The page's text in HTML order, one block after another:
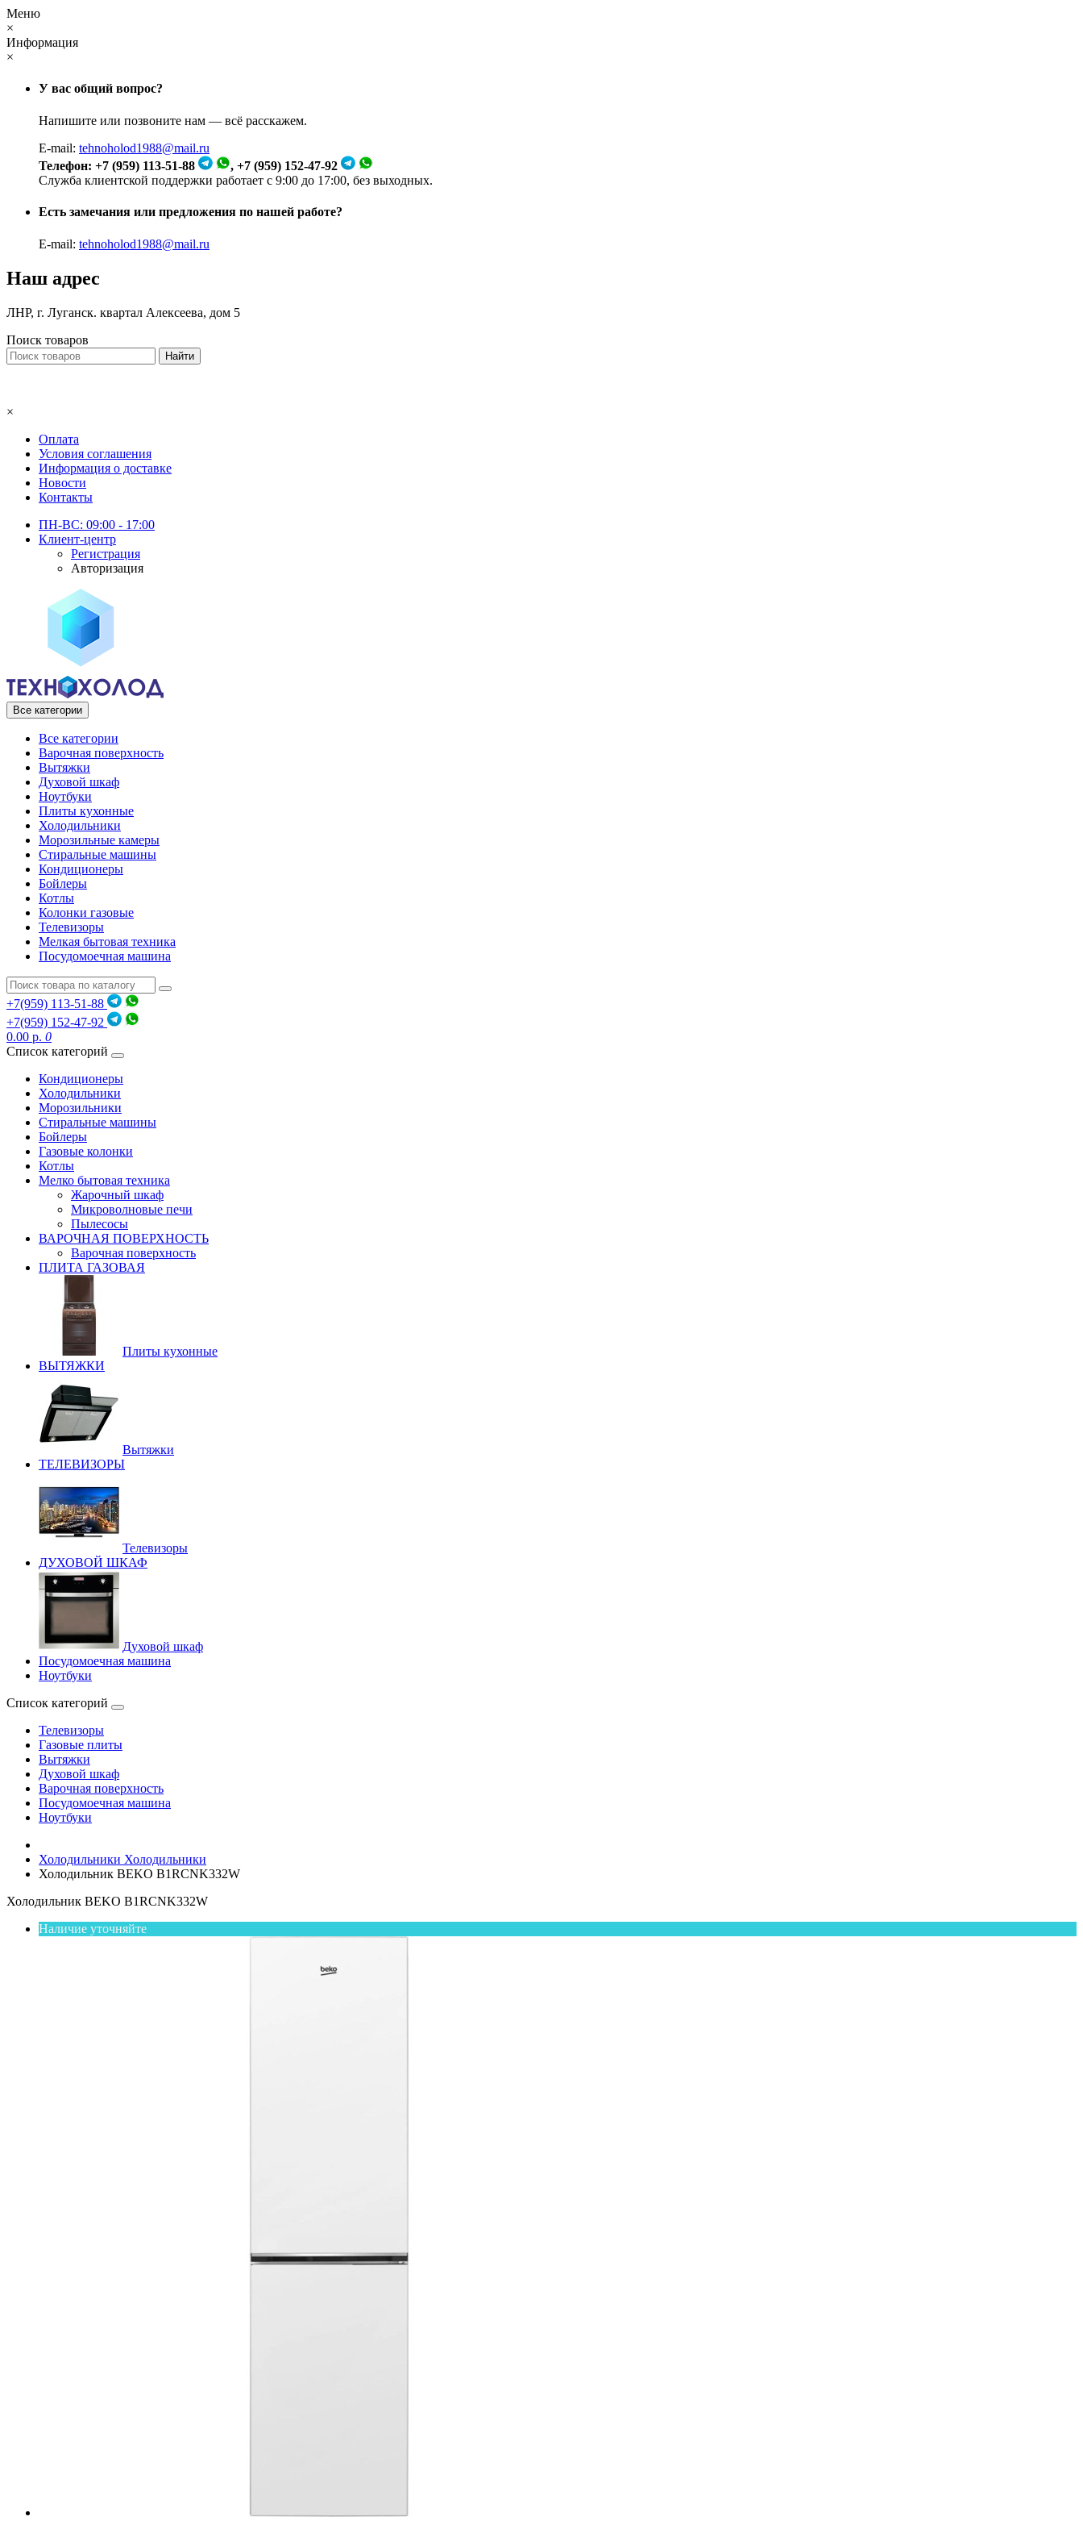
Меню
×
Информация
×
У вас общий вопрос?
Напишите или позвоните нам — всё расскажем.
E-mail: tehnoholod1988@mail.ru
Телефон: +7 (959) 113-51-88
, +7 (959) 152-47-92
Служба клиентской поддержки работает с 9:00 до 17:00, без выходных.
Есть замечания или предложения по нашей работе?
E-mail: tehnoholod1988@mail.ru
Наш адрес
ЛНР, г. Луганск. квартал Алексеева, дом 5
Поиск товаров
×
Оплата
Условия соглашения
Информация о доставке
Новости
Контакты
ПН-ВС: 09:00 - 17:00
Клиент-центр
Регистрация
Авторизация
Все категории
Все категории
Варочная поверхность
Вытяжки
Духовой шкаф
Ноутбуки
Плиты кухонные
Холодильники
Морозильные камеры
Стиральные машины
Кондиционеры
Бойлеры
Котлы
Колонки газовые
Телевизоры
Мелкая бытовая техника
Посудомоечная машина
+7(959) 113-51-88
+7(959) 152-47-92
0.00 р. 0
Список категорий
Кондиционеры
Холодильники
Морозильники
Стиральные машины
Бойлеры
Газовые колонки
Котлы
Мелко бытовая техника
Жарочный шкаф
Микроволновые печи
Пылесосы
ВАРОЧНАЯ ПОВЕРХНОСТЬ
Варочная поверхность
ПЛИТА ГАЗОВАЯ
Плиты кухонные
ВЫТЯЖКИ
Вытяжки
ТЕЛЕВИЗОРЫ
Телевизоры
ДУХОВОЙ ШКАФ
Духовой шкаф
Посудомоечная машина
Ноутбуки
Список категорий
Телевизоры
Газовые плиты
Вытяжки
Духовой шкаф
Варочная поверхность
Посудомоечная машина
Ноутбуки
Холодильники Холодильники
Холодильник BEKO B1RCNK332W
Холодильник BEKO B1RCNK332W
Наличие уточняйте